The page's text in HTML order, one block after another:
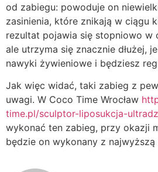
od zabiegu: powoduje on
zasinienia, które znikają w ciągu
rezultat pojawia się stopniowo w
ale utrzyma się znacznie dłużej,
nawyki żywieniowe i będziesz
Jak więc widać, taki zabieg z
uwagi. W Coco Time Wrocław
time.pl/sculptor-liposukcja-
wykonać ten zabieg, przy okazji
będzie on wykonany z najwyższą